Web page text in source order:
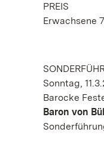
PREIS
Erwachsene
Sonntag,
Barocke
Baron von